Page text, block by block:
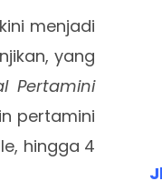
kini menjadi
yang
Pertamini
pertamini
hingga 4